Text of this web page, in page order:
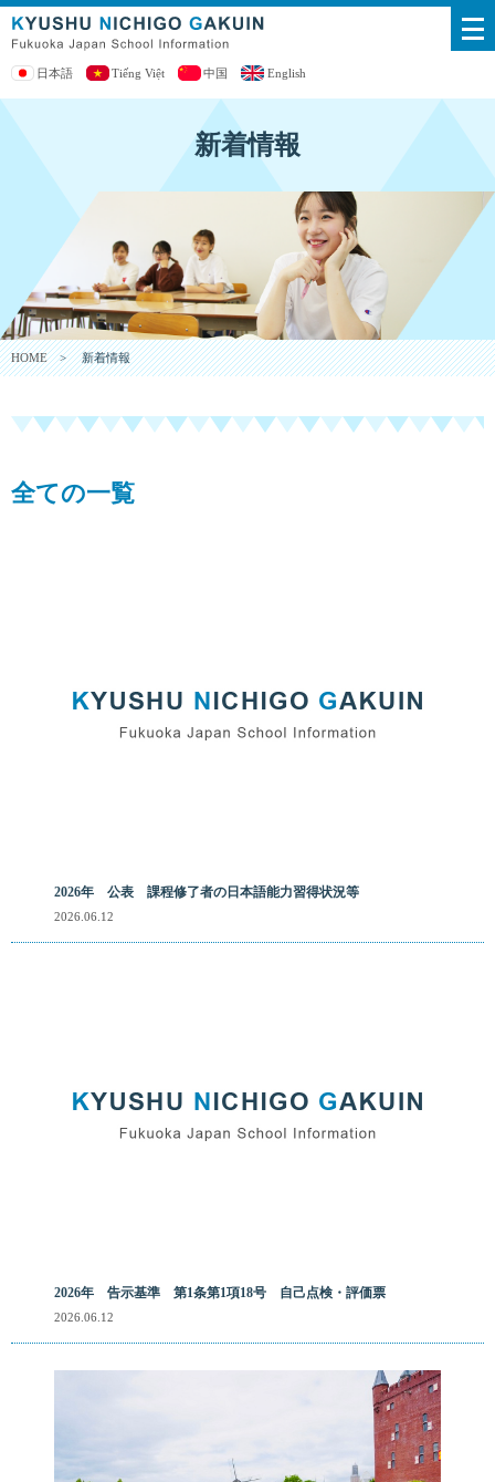
日本語 Tiếng Việt 中国 English
新着情報
HOME> 新着情報
全ての一覧
2026年 公表 課程修了者の日本語能力習得状況等
2026.06.12
2026年 告示基準 第1条第1項18号 自己点検・評価票
2026.06.12